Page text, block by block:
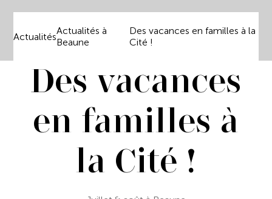
ActualitésActualités à
Beaune
Des vacances en familles à la
Cité !
Des vacances
en familles à
la Cité !